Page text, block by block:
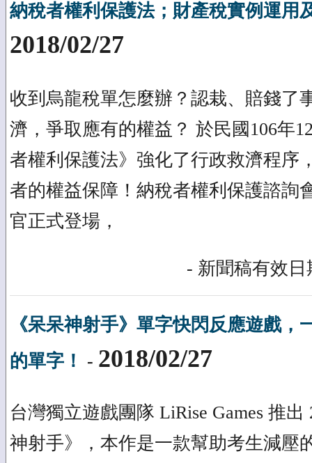
納稅者權利保護法；財產稅實例運用
2018/02/27
收到烏龍稅單怎麼辦？認栽、賠錢了
濟，爭取應有的權益？ 於民國106年
者權利保護法》強化了行政救濟程序
者的權益保障！納稅者權利保護諮詢
官正式登場，
- 新聞稿有效日
《呆呆神射手》單字快閃反應遊戲，
的單字！
- 2018/02/27
台灣獨立遊戲團隊 LiRise Games 推
神射手》，本作是一款幫助考生減壓